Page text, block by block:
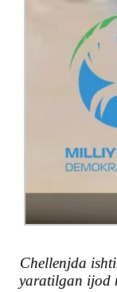
Chellenjda
yaratilgan ijod